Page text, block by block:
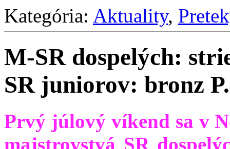
Kategória: Aktuality,
M-SR dospelých:
SR juniorov: bronz
Prvý júlový víkend sa v
majstrovstvá SR